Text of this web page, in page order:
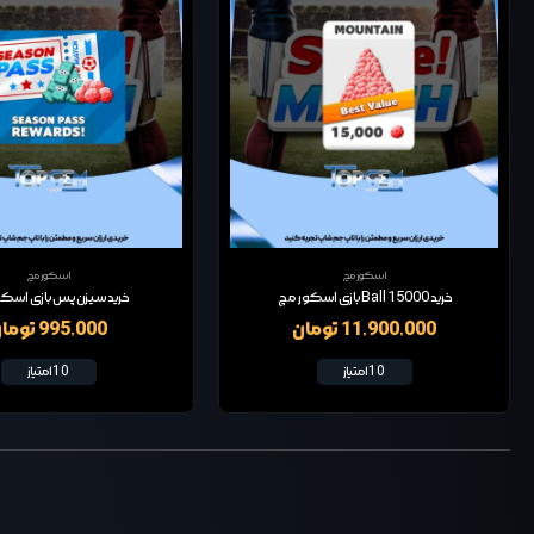
اسکور مچ
خرید 15000 Ball بازی اسکور مچ
11,900,000 تومان
10 امتیاز
اسکور مچ
خرید سیزن پس بازی
995,000 تومان
10 امتیاز